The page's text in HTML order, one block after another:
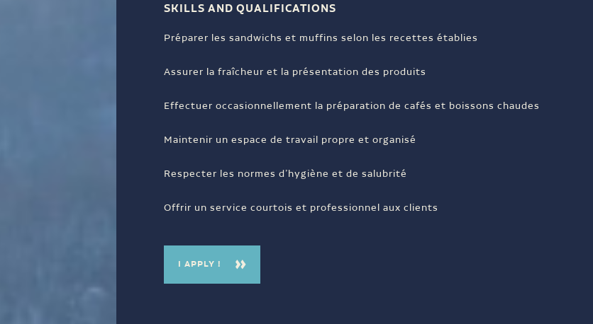
SKILLS AND QUALIFICATIONS
Préparer les sandwichs et muffins selon les recettes établies
Assurer la fraîcheur et la présentation des produits
Effectuer occasionnellement la préparation de cafés et boissons chaudes
Maintenir un espace de travail propre et organisé
Respecter les normes d’hygiène et de salubrité
Offrir un service courtois et professionnel aux clients
I APPLY !